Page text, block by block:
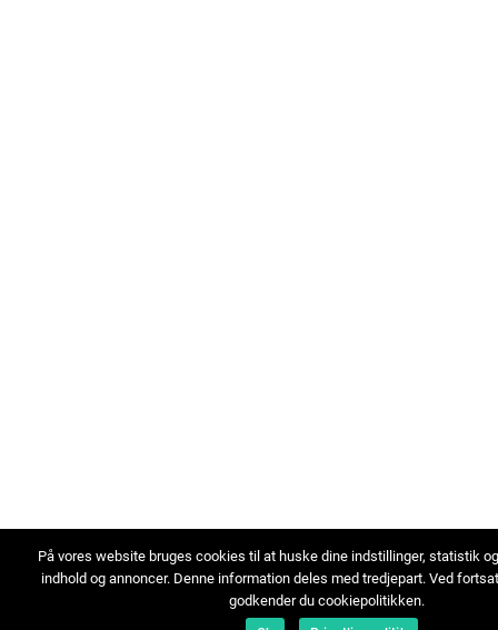
På vores website bruges cookies til at huske dine indstillinger, statistik
indhold og annoncer. Denne information deles med tredjepart. Ved
godkender du cookiepolitikken.